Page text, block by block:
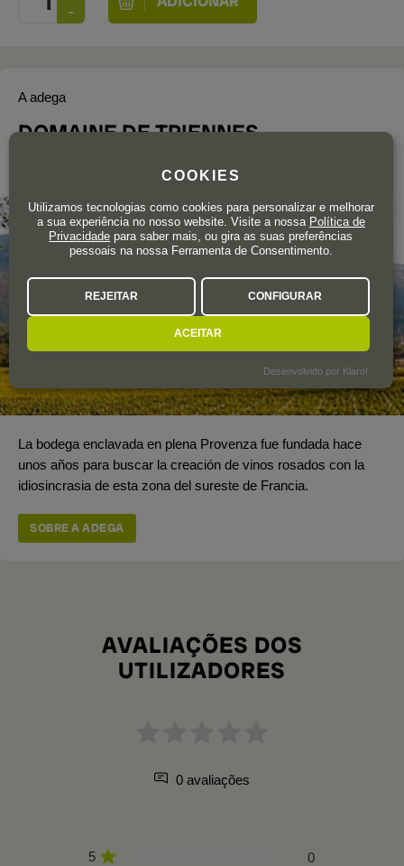
A adega
DOMAINE DE TRIENNES
IGP Méditerranée Rosé
La bodega enclavada en plena Provenza fue fundada hace
unos años para buscar la creación de vinos rosados con la
idiosincrasia de esta zona del sureste de Francia.
SOBRE A ADEGA
AVALIAÇÕES DOS
UTILIZADORES
0 avaliações
5
0
COOKIES
Utilizamos tecnologias como cookies para personalizar e melhorar
a sua experiência no nosso website. Visite a nossa Política de
Privacidade para saber mais, ou gira as suas preferências
pessoais na nossa Ferramenta de Consentimento.
REJEITAR CONFIGURAR
ACEITAR
Desenvolvido por Klaro!